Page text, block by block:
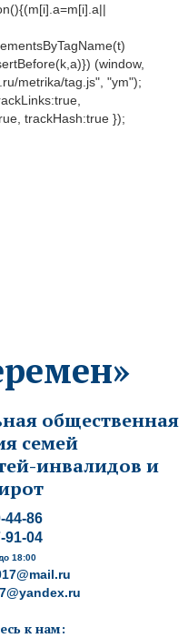
(window,
metrika/tag.js", "ym");
trackHash:true });
общественная
семей
инвалидов и
44-86
91-04
18:00
к нам: